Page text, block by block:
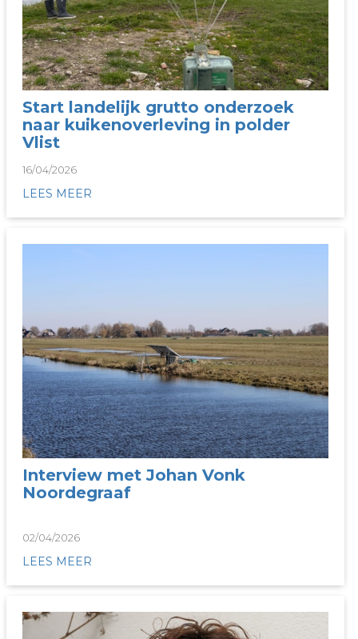
Start landelijk grutto onderzoek
naar kuikenoverleving in polder
Vlist
16/04/2026
LEES MEER
Interview met Johan Vonk
Noordegraaf
02/04/2026
LEES MEER